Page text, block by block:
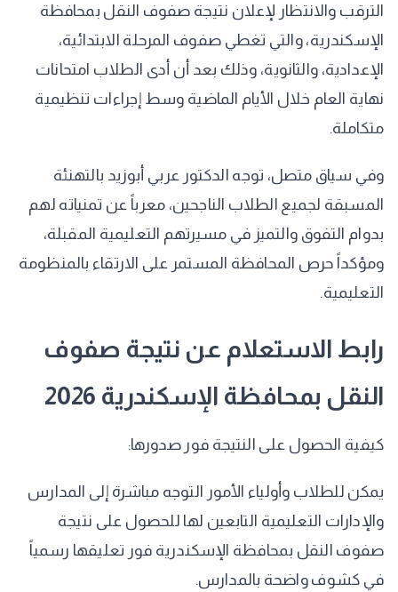
الترقب والانتظار لإعلان نتيجة صفوف النقل بمحافظة
الإسكندرية، والتي تغطي صفوف المرحلة الابتدائية،
الإعدادية، والثانوية، وذلك بعد أن أدى الطلاب امتحانات
نهاية العام خلال الأيام الماضية وسط إجراءات تنظيمية
متكاملة.
​وفي سياق متصل، توجه الدكتور عربي أبوزيد بالتهنئة
المسبقة لجميع الطلاب الناجحين، معرباً عن تمنياته لهم
بدوام التفوق والتميز في مسيرتهم التعليمية المقبلة،
ومؤكداً حرص المحافظة المستمر على الارتقاء بالمنظومة
التعليمية.
​رابط الاستعلام عن نتيجة صفوف
النقل بمحافظة الإسكندرية 2026
​كيفية الحصول على النتيجة فور صدورها:
يمكن للطلاب وأولياء الأمور التوجه مباشرة إلى المدارس
والإدارات التعليمية التابعين لها للحصول على نتيجة
صفوف النقل بمحافظة الإسكندرية فور تعليقها رسمياً
في كشوف واضحة بالمدارس.